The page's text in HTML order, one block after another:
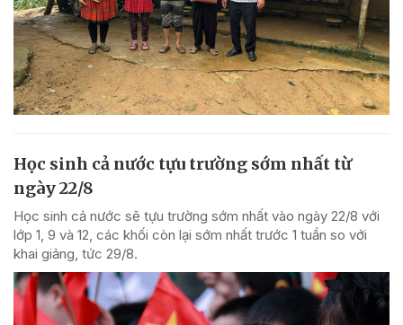
Học sinh cả nước tựu trường sớm nhất từ
ngày 22/8
Học sinh cả nước sẽ tựu trường sớm nhất vào ngày 22/8 với
lớp 1, 9 và 12, các khối còn lại sớm nhất trước 1 tuần so với
khai giảng, tức 29/8.